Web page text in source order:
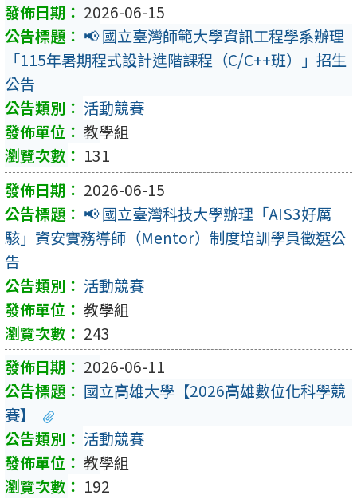
2026-06-15
📢 國立臺灣師範大學資訊工程學系辦理
「115年暑期程式設計進階課程（C/C++班）」招生
公告
活動競賽
教學組
131
2026-06-15
📢 國立臺灣科技大學辦理「AIS3好厲
駭」資安實務導師（Mentor）制度培訓學員徵選公
告
活動競賽
教學組
243
2026-06-11
國立高雄大學【2026高雄數位化科學競
賽】
活動競賽
教學組
192